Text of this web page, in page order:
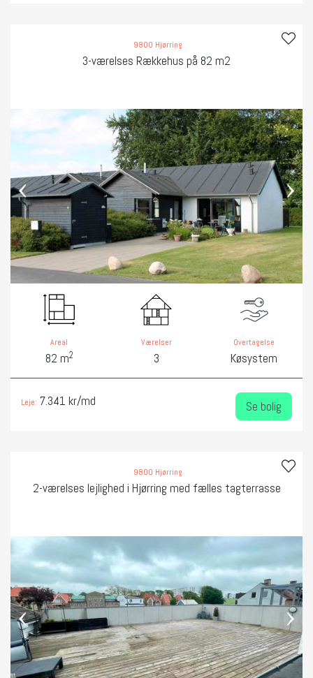
9800 Hjørring
3-værelses Rækkehus på 82 m2
‹ ›
Areal
82 m2
Værelser
3
Overtagelse
Køsystem
Leje: 7.341 kr/md Se bolig
9800 Hjørring
2-værelses lejlighed i Hjørring med fælles tagterrasse
‹ ›